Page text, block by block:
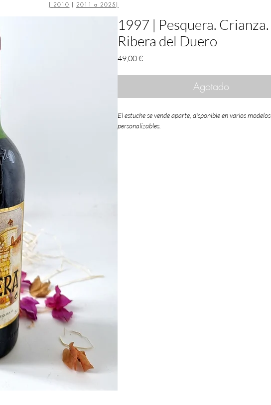
| 2010 | 2011 a 2025 |
1997 | Pesquera. Crianza.
Ribera del Duero
49,00 €Precio
Agotado
El estuche se vende aparte, disponible en varios modelos
personalizables.